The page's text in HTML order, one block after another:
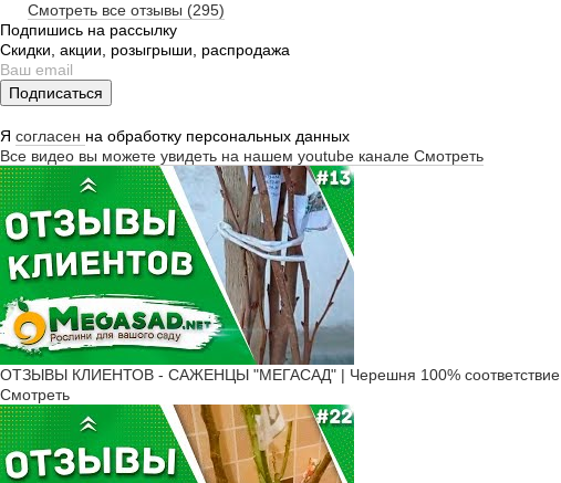
Смотреть все отзывы (295)
Подпишись на рассылку
Скидки, акции, розыгрыши, распродажа
Подписаться
Я согласен на обработку персональных данных
Все видео вы можете увидеть на нашем youtube канале Смотреть
ОТЗЫВЫ КЛИЕНТОВ - САЖЕНЦЫ "МЕГАСАД" | Черешня 100% соответствие
Смотреть